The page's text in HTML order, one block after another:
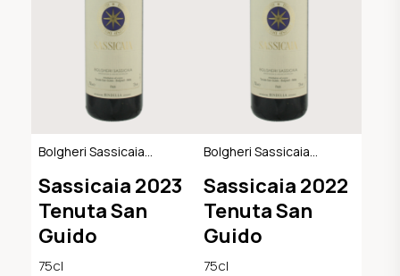
Bolgheri Sassicaia
Sassicaia 2023
Tenuta San
Guido
75cl
Bolgheri Sassicaia
Sassicaia 2022
Tenuta San
Guido
75cl